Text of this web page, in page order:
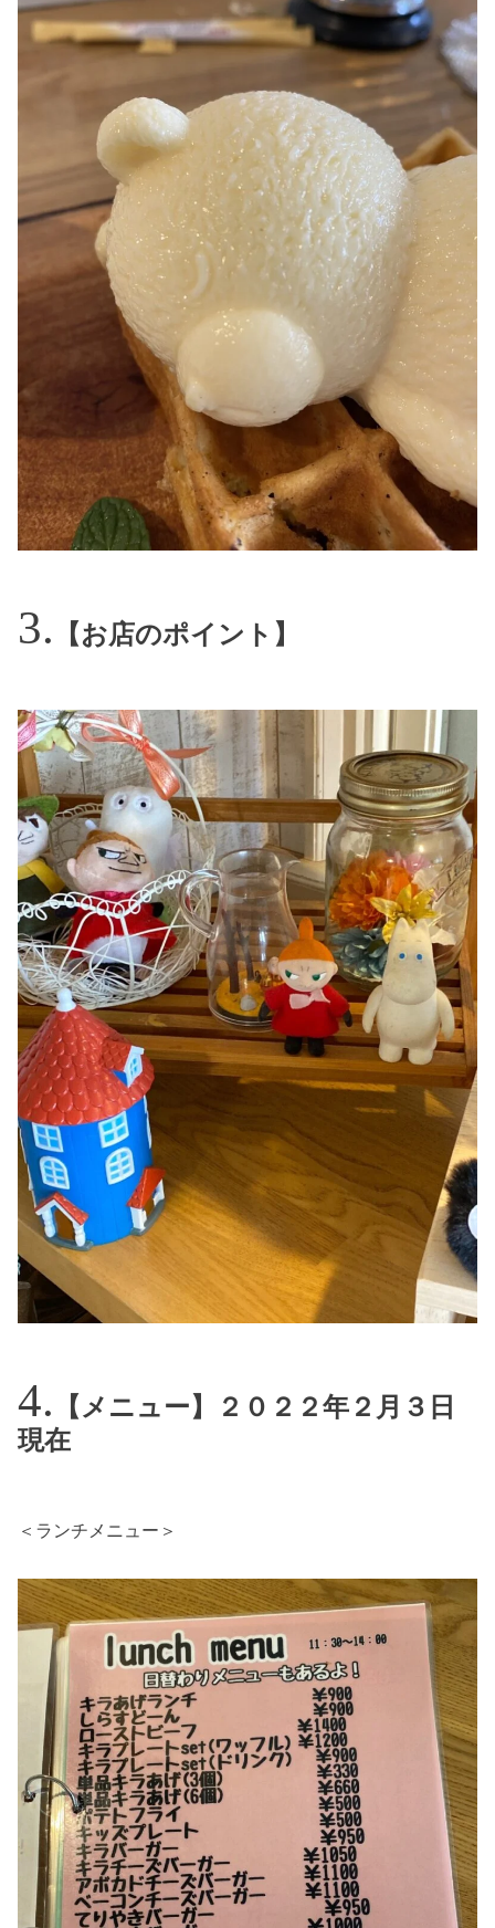
【お店のポイント】
【メニュー】２０２２年２月３日
現在
＜ランチメニュー＞